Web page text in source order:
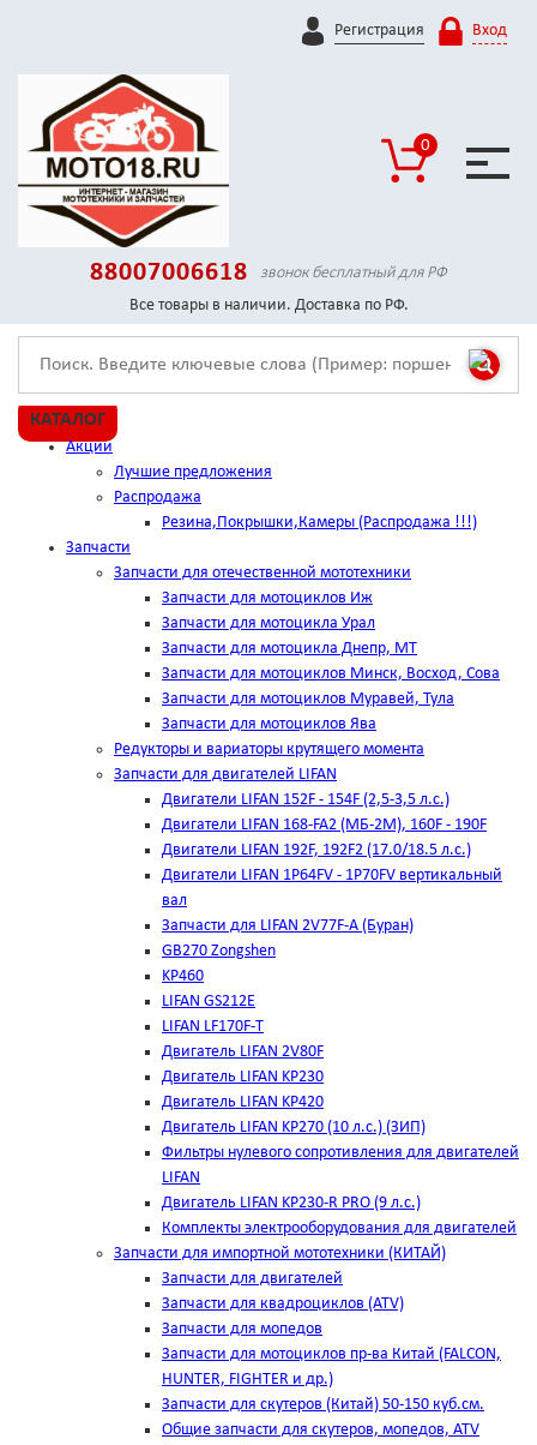
Регистрация Вход
0
88007006618
звонок бесплатный для РФ
Все товары в наличии. Доставка по РФ.
КАТАЛОГ
Акции
Лучшие предложения
Распродажа
Резина,Покрышки,Камеры (Распродажа !!!)
Запчасти
Запчасти для отечественной мототехники
Запчасти для мотоциклов Иж
Запчасти для мотоцикла Урал
Запчасти для мотоцикла Днепр, МТ
Запчасти для мотоциклов Минск, Восход, Сова
Запчасти для мотоциклов Муравей, Тула
Запчасти для мотоциклов Ява
Редукторы и вариаторы крутящего момента
Запчасти для двигателей LIFAN
Двигатели LIFAN 152F - 154F (2,5-3,5 л.с.)
Двигатели LIFAN 168-FA2 (МБ-2М), 160F - 190F
Двигатели LIFAN 192F, 192F2 (17.0/18.5 л.с.)
Двигатели LIFAN 1Р64FV - 1Р70FV вертикальный
вал
Запчасти для LIFAN 2V77F-A (Буран)
GB270 Zongshen
KP460
LIFAN GS212E
LIFAN LF170F-T
Двигатель LIFAN 2V80F
Двигатель LIFAN KP230
Двигатель LIFAN KP420
Двигатель LIFAN KP270 (10 л.с.) (ЗИП)
Фильтры нулевого сопротивления для двигателей
LIFAN
Двигатель LIFAN KP230-R PRO (9 л.с.)
Комплекты электрооборудования для двигателей
Запчасти для импортной мототехники (КИТАЙ)
Запчасти для двигателей
Запчасти для квадроциклов (ATV)
Запчасти для мопедов
Запчасти для мотоциклов пр-ва Китай (FALCON,
HUNTER, FIGHTER и др.)
Запчасти для скутеров (Китай) 50-150 куб.см.
Общие запчасти для скутеров, мопедов, ATV